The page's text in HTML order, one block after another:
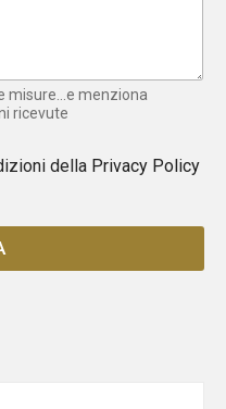
misure...e menziona
ricevute
della Privacy Policy